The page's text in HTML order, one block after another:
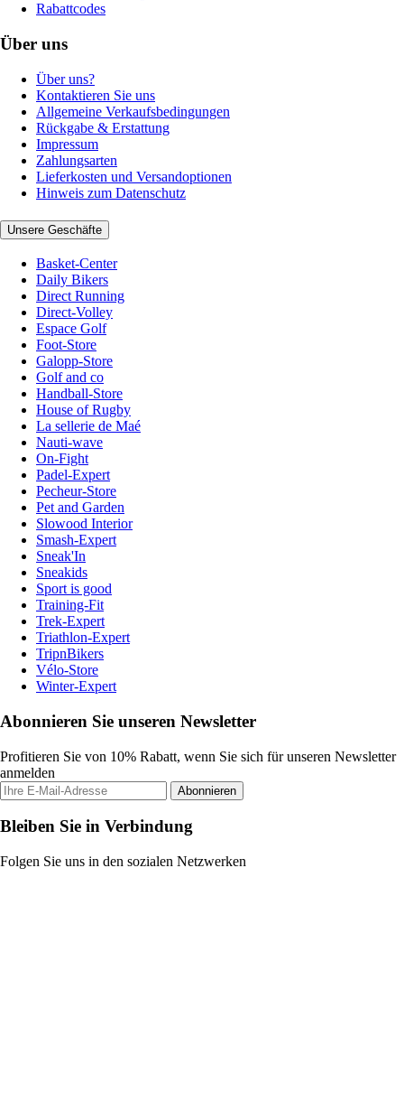
Rabattcodes
Über uns
Über uns?
Kontaktieren Sie uns
Allgemeine Verkaufsbedingungen
Rückgabe & Erstattung
Impressum
Zahlungsarten
Lieferkosten und Versandoptionen
Hinweis zum Datenschutz
Unsere Geschäfte
Basket-Center
Daily Bikers
Direct Running
Direct-Volley
Espace Golf
Foot-Store
Galopp-Store
Golf and co
Handball-Store
House of Rugby
La sellerie de Maé
Nauti-wave
On-Fight
Padel-Expert
Pecheur-Store
Pet and Garden
Slowood Interior
Smash-Expert
Sneak'In
Sneakids
Sport is good
Training-Fit
Trek-Expert
Triathlon-Expert
TripnBikers
Vélo-Store
Winter-Expert
Abonnieren Sie unseren Newsletter
Profitieren Sie von 10% Rabatt, wenn Sie sich für unseren Newsletter
anmelden
Abonnieren
Bleiben Sie in Verbindung
Folgen Sie uns in den sozialen Netzwerken